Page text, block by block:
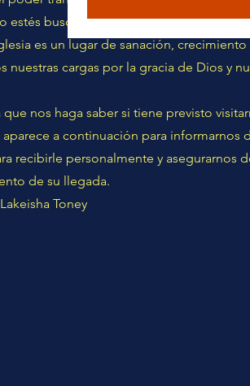
estés buscando una conexión más
es un lugar de sanación,
nuestras cargas por la gracia de Dios y
que nos haga saber si tiene previsto
a continuación para informarnos
recibirle personalmente y asegurarnos
de su llegada.
Toney